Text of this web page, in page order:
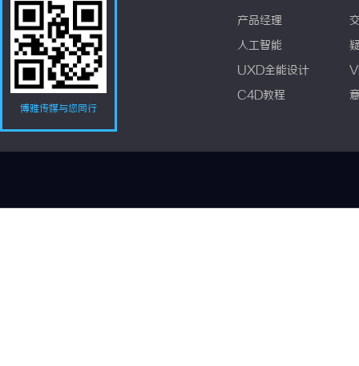
博雅传媒与您同行
产品经理
人工智能
UXD全能设计
C4D教程